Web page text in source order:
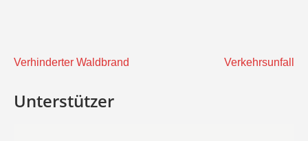
Beitragsnavigation
Verhinderter Waldbrand Verkehrsunfall
Unterstützer